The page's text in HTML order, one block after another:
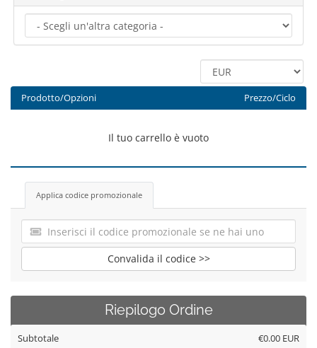
Prodotto/Opzioni Prezzo/Ciclo
Il tuo carrello è vuoto
Applica codice promozionale
Convalida il codice >>
Riepilogo Ordine
Subtotale €0.00 EUR